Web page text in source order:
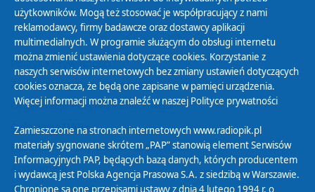
Polityka Prywatności
Zasady korzystania z Serwisu
Organizacje Pożytku Publicznego
Cyfryzacja DAB+
Polityka ochrony danych osobowych
Abonament
Zamówienia publiczne
użytkowników. Mogą też stosować je współpracujący z nami
reklamodawcy, firmy badawcze oraz dostawcy aplikacji
multimedialnych. W programie służącym do obsługi internetu
można zmienić ustawienia dotyczące cookies. Korzystanie z
naszych serwisów internetowych bez zmiany ustawień dotyczących
cookies oznacza, że będą one zapisane w pamięci urządzenia.
Więcej informacji można znaleźć w naszej Polityce prywatności
Zamieszczone na stronach internetowych www.radiopik.pl
materiały sygnowane skrótem „PAP” stanowią element Serwisów
Informacyjnych PAP, będących bazą danych, których producentem
i wydawcą jest Polska Agencja Prasowa S.A. z siedzibą w Warszawie.
Chronione są one przepisami ustawy z dnia 4 lutego 1994 r. o